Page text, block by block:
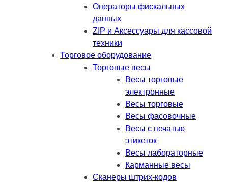
Операторы фискальных
данных
ZIP и Аксессуары для кассовой
техники
Торговое оборудование
Торговые весы
Весы торговые
электронные
Весы торговые
Весы фасовочные
Весы с печатью
этикеток
Весы лабораторные
Карманные весы
Сканеры штрих-кодов